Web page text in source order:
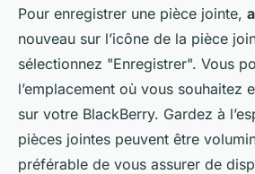
Pour enregistrer une pièce jointe,
nouveau sur l’icône de la pièce
sélectionnez "Enregistrer". Vous
l’emplacement où vous souhaitez
sur votre BlackBerry. Gardez à
pièces jointes peuvent être
préférable de vous assurer de